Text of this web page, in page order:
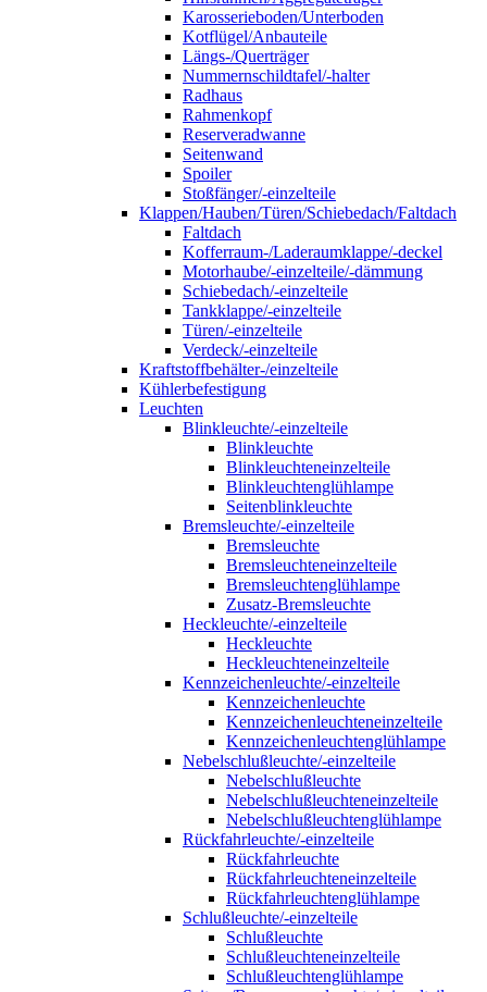
Karosserieboden/Unterboden
Kotflügel/Anbauteile
Längs-/Querträger
Nummernschildtafel/-halter
Radhaus
Rahmenkopf
Reserveradwanne
Seitenwand
Spoiler
Stoßfänger/-einzelteile
Klappen/Hauben/Türen/Schiebedach/Faltdach
Faltdach
Kofferraum-/Laderaumklappe/-deckel
Motorhaube/-einzelteile/-dämmung
Schiebedach/-einzelteile
Tankklappe/-einzelteile
Türen/-einzelteile
Verdeck/-einzelteile
Kraftstoffbehälter-/einzelteile
Kühlerbefestigung
Leuchten
Blinkleuchte/-einzelteile
Blinkleuchte
Blinkleuchteneinzelteile
Blinkleuchtenglühlampe
Seitenblinkleuchte
Bremsleuchte/-einzelteile
Bremsleuchte
Bremsleuchteneinzelteile
Bremsleuchtenglühlampe
Zusatz-Bremsleuchte
Heckleuchte/-einzelteile
Heckleuchte
Heckleuchteneinzelteile
Kennzeichenleuchte/-einzelteile
Kennzeichenleuchte
Kennzeichenleuchteneinzelteile
Kennzeichenleuchtenglühlampe
Nebelschlußleuchte/-einzelteile
Nebelschlußleuchte
Nebelschlußleuchteneinzelteile
Nebelschlußleuchtenglühlampe
Rückfahrleuchte/-einzelteile
Rückfahrleuchte
Rückfahrleuchteneinzelteile
Rückfahrleuchtenglühlampe
Schlußleuchte/-einzelteile
Schlußleuchte
Schlußleuchteneinzelteile
Schlußleuchtenglühlampe